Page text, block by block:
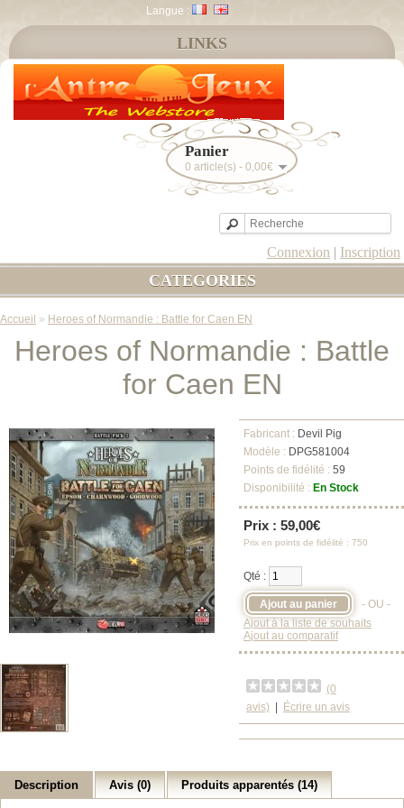
Langue :
Panier
0 article(s) - 0,00€
Connexion | Inscription
LINKS
CATEGORIES
Accueil » Heroes of Normandie : Battle for Caen EN
Heroes of Normandie : Battle
for Caen EN
Fabricant : Devil Pig
Modèle : DPG581004
Points de fidélité : 59
Disponibilité : En Stock
Prix : 59,00€
Prix en points de fidélité : 750
Qté :
- OU -
Ajout à la liste de souhaits
Ajout au comparatif
(0
avis)
Écrire un avis
Description Avis (0) Produits apparentés (14)